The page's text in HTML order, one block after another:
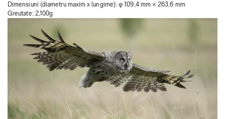
Dimensiuni (diametru maxim x lungime): φ 109,4 mm × 263,6 mm
Greutate: 2,100g